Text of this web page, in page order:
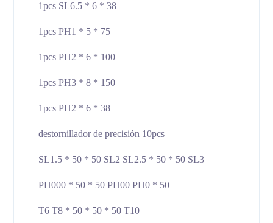
1pcs SL6.5 * 6 * 38
1pcs PH1 * 5 * 75
1pcs PH2 * 6 * 100
1pcs PH3 * 8 * 150
1pcs PH2 * 6 * 38
destornillador de precisión 10pcs
SL1.5 * 50 * 50 SL2 SL2.5 * 50 * 50 SL3
PH000 * 50 * 50 PH00 PH0 * 50
T6 T8 * 50 * 50 * 50 T10